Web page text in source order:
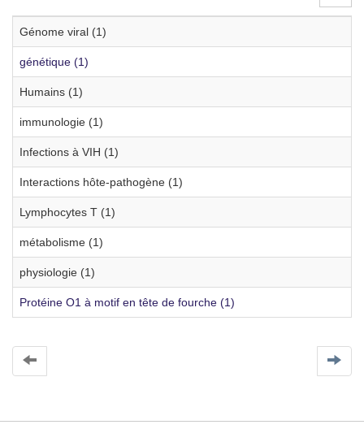
Génome viral (1)
génétique (1)
Humains (1)
immunologie (1)
Infections à VIH (1)
Interactions hôte-pathogène (1)
Lymphocytes T (1)
métabolisme (1)
physiologie (1)
Protéine O1 à motif en tête de fourche (1)